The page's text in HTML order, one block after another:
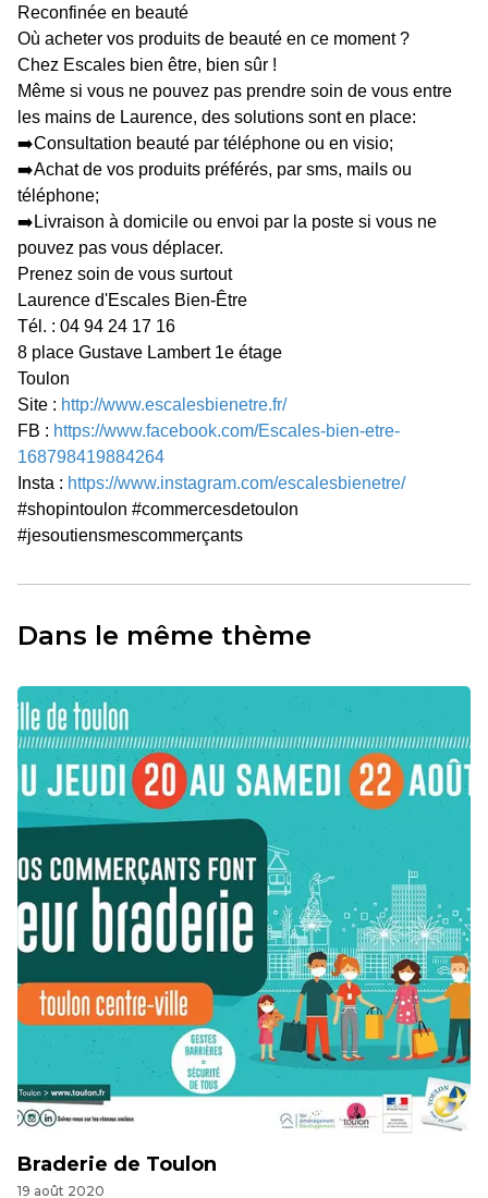
Reconfinée en beauté
Où acheter vos produits de beauté en ce moment ?
Chez Escales bien être, bien sûr !
Même si vous ne pouvez pas prendre soin de vous entre
les mains de Laurence, des solutions sont en place:
➡️Consultation beauté par téléphone ou en visio;
➡️Achat de vos produits préférés, par sms, mails ou
téléphone;
➡️Livraison à domicile ou envoi par la poste si vous ne
pouvez pas vous déplacer.
Prenez soin de vous surtout
Laurence d'Escales Bien-Être
Tél. : 04 94 24 17 16
8 place Gustave Lambert 1e étage
Toulon
Site : http://www.escalesbienetre.fr/
FB : https://www.facebook.com/Escales-bien-etre-
168798419884264
Insta : https://www.instagram.com/escalesbienetre/
#shopintoulon #commercesdetoulon
#jesoutiensmescommerçants
Dans le même thème
Braderie de Toulon
19 août 2020